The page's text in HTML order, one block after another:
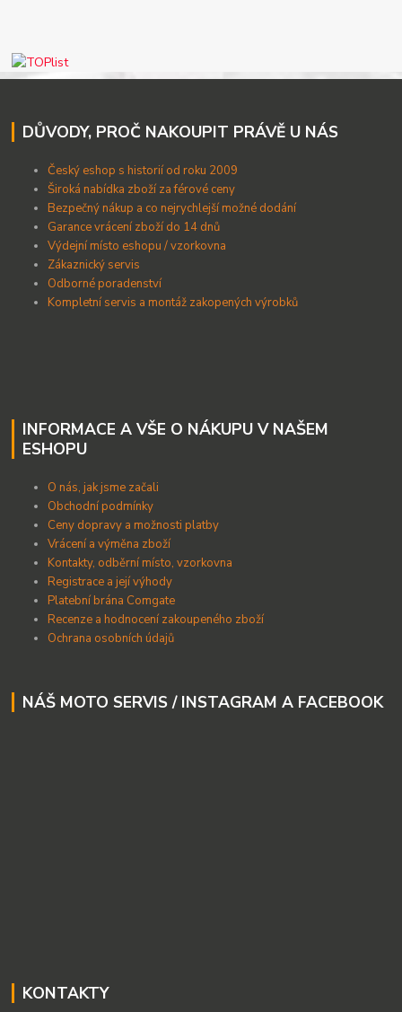
DŮVODY, PROČ NAKOUPIT PRÁVĚ U NÁS
Český eshop s historií od roku 2009
Široká nabídka zboží za férové ceny
Bezpečný nákup a co nejrychlejší možné dodání
Garance vrácení zboží do 14 dnů
Výdejní místo eshopu / vzorkovna
Zákaznický servis
Odborné poradenství
Kompletní servis a montáž zakopených výrobků
INFORMACE A VŠE O NÁKUPU V NAŠEM
ESHOPU
O nás, jak jsme začali
Obchodní podmínky
Ceny dopravy a možnosti platby
Vrácení a výměna zboží
Kontakty, odběrní místo, vzorkovna
Registrace a její výhody
Platební brána Comgate
Recenze a hodnocení zakoupeného zboží
Ochrana osobních údajů
NÁŠ MOTO SERVIS / INSTAGRAM A FACEBOOK
KONTAKTY